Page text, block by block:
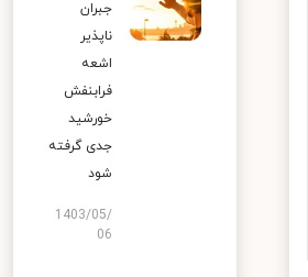
جبران
ناپذیر
اشعه
فرابنفش
خورشید
جدی گرفته
شود
1403/05/
06